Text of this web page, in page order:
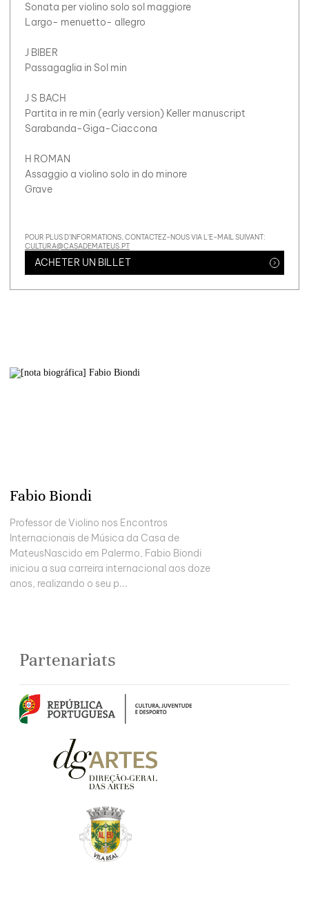
Sonata per violino solo sol maggiore
Largo- menuetto- allegro
J BIBER
Passagaglia in Sol min
J S BACH
Partita in re min (early version) Keller manuscript
Sarabanda-Giga-Ciaccona
H ROMAN
Assaggio a violino solo in do minore
Grave
POUR PLUS D'INFORMATIONS, CONTACTEZ-NOUS VIA L'E-MAIL SUIVANT:
CULTURA@CASADEMATEUS.PT
ACHETER UN BILLET
Fabio Biondi
Professor de Violino nos Encontros
Internacionais de Música da Casa de
MateusNascido em Palermo, Fabio Biondi
iniciou a sua carreira internacional aos doze
anos, realizando o seu p...
Partenariats